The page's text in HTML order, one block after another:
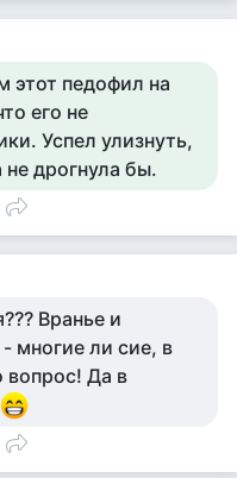
этот педофил на
его не
Успел улизнуть,
дрогнула бы.
Вранье и
многие ли сие, в
вопрос! Да в